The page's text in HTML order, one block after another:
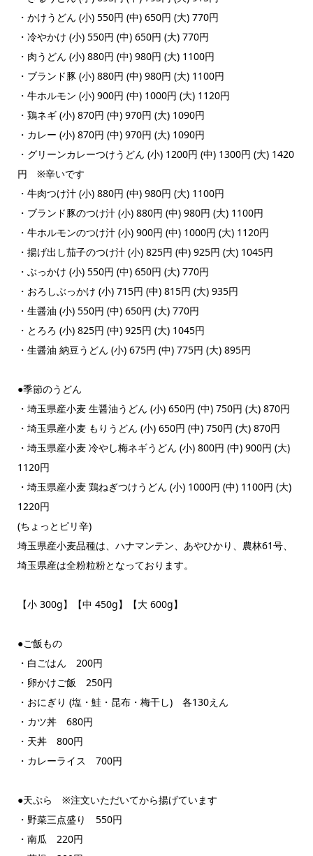
・かけうどん (小) 550円 (中) 650円 (大) 770円
・冷やかけ (小) 550円 (中) 650円 (大) 770円
・肉うどん (小) 880円 (中) 980円 (大) 1100円
・ブランド豚 (小) 880円 (中) 980円 (大) 1100円
・牛ホルモン (小) 900円 (中) 1000円 (大) 1120円
・鶏ネギ (小) 870円 (中) 970円 (大) 1090円
・カレー (小) 870円 (中) 970円 (大) 1090円
・グリーンカレーつけうどん (小) 1200円 (中) 1300円 (大) 1420
円 ※辛いです
・牛肉つけ汁 (小) 880円 (中) 980円 (大) 1100円
・ブランド豚のつけ汁 (小) 880円 (中) 980円 (大) 1100円
・牛ホルモンのつけ汁 (小) 900円 (中) 1000円 (大) 1120円
・揚げ出し茄子のつけ汁 (小) 825円 (中) 925円 (大) 1045円
・ぶっかけ (小) 550円 (中) 650円 (大) 770円
・おろしぶっかけ (小) 715円 (中) 815円 (大) 935円
・生醤油 (小) 550円 (中) 650円 (大) 770円
・とろろ (小) 825円 (中) 925円 (大) 1045円
・生醤油 納豆うどん (小) 675円 (中) 775円 (大) 895円
●季節のうどん
・埼玉県産小麦 生醤油うどん (小) 650円 (中) 750円 (大) 870円
・埼玉県産小麦 もりうどん (小) 650円 (中) 750円 (大) 870円
・埼玉県産小麦 冷やし梅ネギうどん (小) 800円 (中) 900円 (大)
1120円
・埼玉県産小麦 鶏ねぎつけうどん (小) 1000円 (中) 1100円 (大)
1220円
(ちょっとピリ辛)
埼玉県産小麦品種は、ハナマンテン、あやひかり、農林61号、
埼玉県産は全粉粒粉となっております。
【小 300g】【中 450g】【大 600g】
●ご飯もの
・白ごはん 200円
・卵かけご飯 250円
・おにぎり (塩・鮭・昆布・梅干し) 各130えん
・カツ丼 680円
・天丼 800円
・カレーライス 700円
●天ぷら ※注文いただいてから揚げています
・野菜三点盛り 550円
・南瓜 220円